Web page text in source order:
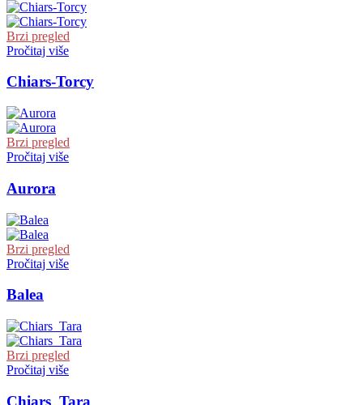
Brzi pregled
Pročitaj više
Chiars-Torcy
Brzi pregled
Pročitaj više
Aurora
Brzi pregled
Pročitaj više
Balea
Brzi pregled
Pročitaj više
Chiars_Tara